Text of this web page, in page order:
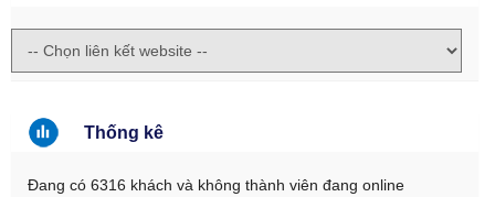
Thống kê
Đang có 6316 khách và không thành viên đang online